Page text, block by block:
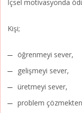
İçsel motivasyonda
Kişi;
öğrenmeyi sever,
gelişmeyi sever,
üretmeyi sever,
problem çözmekten